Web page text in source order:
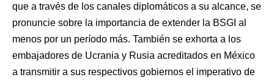
que a través de los canales diplomáticos a su alcance, se
pronuncie sobre la importancia de extender la BSGI al
menos por un período más. También se exhorta a los
embajadores de Ucrania y Rusia acreditados en México
a transmitir a sus respectivos gobiernos el imperativo de